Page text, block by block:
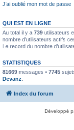
J’ai oublié mon mot de passe
QUI EST EN LIGNE
Au total il y a 739 utilisateurs
nombre d’utilisateurs actifs
Le record du nombre
STATISTIQUES
81669 messages • 7745
Devanz
Index du forum
Développé